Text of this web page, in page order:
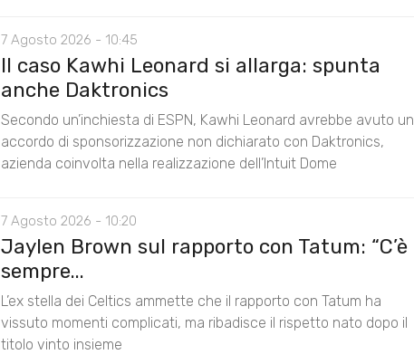
7 Agosto 2026 - 10:45
Il caso Kawhi Leonard si allarga: spunta
anche Daktronics
Secondo un’inchiesta di ESPN, Kawhi Leonard avrebbe avuto un
accordo di sponsorizzazione non dichiarato con Daktronics,
azienda coinvolta nella realizzazione dell’Intuit Dome
7 Agosto 2026 - 10:20
Jaylen Brown sul rapporto con Tatum: “C’è
sempre...
L’ex stella dei Celtics ammette che il rapporto con Tatum ha
vissuto momenti complicati, ma ribadisce il rispetto nato dopo il
titolo vinto insieme